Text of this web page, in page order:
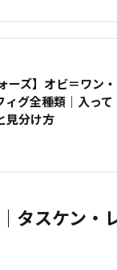
ーズ】オビ＝ワン・
ィグ全種類｜入って
見分け方
タスケン・